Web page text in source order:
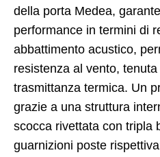
della porta Medea,
performance in termini di
abbattimento acustico,
resistenza al vento, tenuta
trasmittanza termica. Un
grazie a una struttura
scocca rivettata con tripla
guarnizioni poste